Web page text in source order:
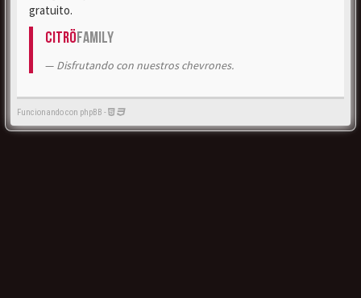
gratuito.
CitröFamily
Disfrutando con nuestros chevrones.
Funcionando con phpBB -